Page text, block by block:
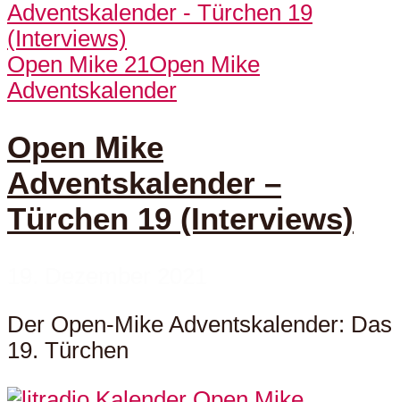
Open Mike 21Open Mike
Adventskalender
Open Mike
Adventskalender –
Türchen 19 (Interviews)
Der Open-Mike Adventskalender: Das
19. Türchen